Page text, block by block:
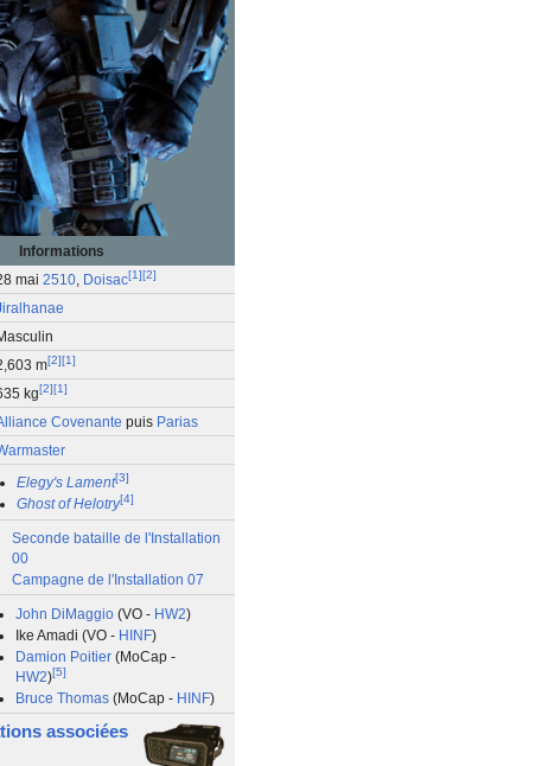
Informations
mai 2510, Doisac[1][2]
m[2][1]
kg[2][1]
Covenante puis Parias
Elegy's Lament[3]
Ghost of Helotry[4]
Seconde bataille de l'Installation
00
Campagne de l'Installation 07
John DiMaggio(VO - HW2)
Ike Amadi (VO - HINF)
Damion Poitier(MoCap -
HW2)[5]
Bruce Thomas(MoCap - HINF)
associées